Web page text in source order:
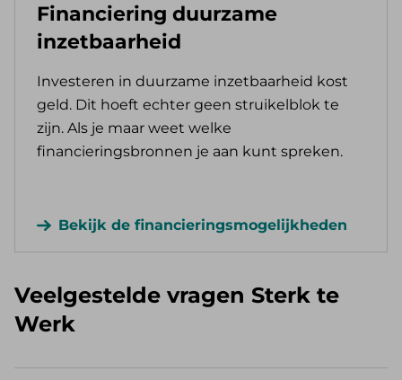
Financiering duurzame
inzetbaarheid
Investeren in duurzame inzetbaarheid kost
geld. Dit hoeft echter geen struikelblok te
zijn. Als je maar weet welke
financieringsbronnen je aan kunt spreken.
Bekijk de financieringsmogelijkheden
Veelgestelde vragen Sterk te
Werk